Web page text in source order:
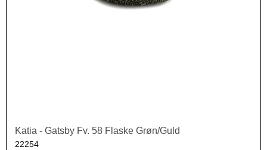
Katia - Gatsby Fv. 58 Flaske Grøn/Guld
22254